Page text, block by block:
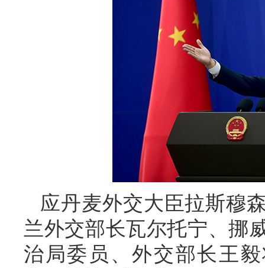
应丹麦外交大臣拉斯穆
兰外交部长瓦尔托宁、挪
治局委员、外交部长王